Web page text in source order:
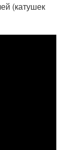
(катушек